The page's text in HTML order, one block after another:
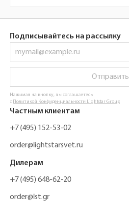
Подписывайтесь на рассылку
Отправить
Нажимая на кнопку, вы соглашаетесь
с Политикой Конфиденциальности Lightstar Group
Частным клиентам
+7 (495) 152-53-02
order@lightstarsvet.ru
Дилерам
+7 (495) 648-62-20
order@lst.gr